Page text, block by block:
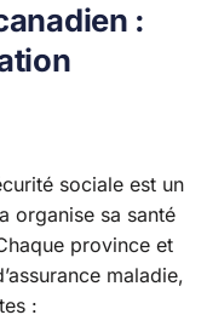
:
sociale est un
organise sa santé
province et
maladie,
: